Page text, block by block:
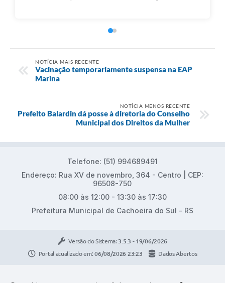
NOTÍCIA MAIS RECENTE
Vacinação temporariamente suspensa na EAP
Marina
NOTÍCIA MENOS RECENTE
Prefeito Balardin dá posse à diretoria do Conselho
Municipal dos Direitos da Mulher
Telefone: (51) 994689491
Endereço: Rua XV de novembro, 364 - Centro | CEP:
96508-750
08:00 às 12:00 - 13:30 às 17:30
Prefeitura Municipal de Cachoeira do Sul - RS
Versão do Sistema: 3.5.3 - 19/06/2026
Portal atualizado em:06/08/2026 23:23 Dados Abertos